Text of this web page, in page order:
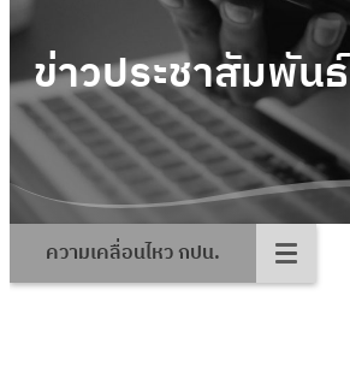
ข่าวประชาสัมพันธ์
ความเคลื่อนไหว กปน.